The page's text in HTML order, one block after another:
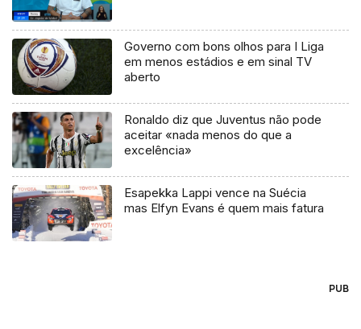
Governo com bons olhos para I Liga
em menos estádios e em sinal TV
aberto
Ronaldo diz que Juventus não pode
aceitar «nada menos do que a
excelência»
Esapekka Lappi vence na Suécia
mas Elfyn Evans é quem mais fatura
PUB